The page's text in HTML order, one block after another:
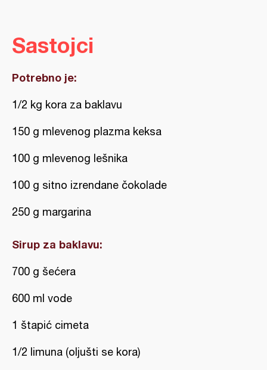
Sastojci
Potrebno je:
1/2 kg kora za baklavu
150 g mlevenog plazma keksa
100 g mlevenog lešnika
100 g sitno izrendane čokolade
250 g margarina
Sirup za baklavu:
700 g šećera
600 ml vode
1 štapić cimeta
1/2 limuna (oljušti se kora)